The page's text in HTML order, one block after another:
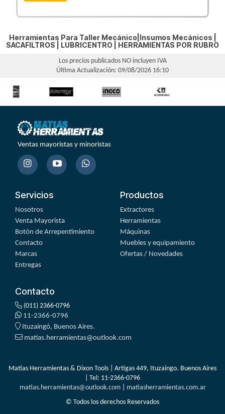
Herramientas Para Taller Mecánico|Insumos Mecánicos |
SACAFILTROS
LUBRICENTRO HERRAMIENTAS POR RUBRO
Los precios publicados NO incluyen IVA
Última Actualización: 09/08/2026 16:10
Ventas mayoristas y minoristas
Servicios
Nosotros
Venta Mayorista
Botón de Arrepentimiento
Contacto
Marcas
Entregas
Productos
Extractores
Herramientas
Máquinas
Muebles y equipamiento
Ofertas / Novedades
Contacto
(011) 2366-0796
11-2366-0796
Ituzaingó, Buenos Aires.
matias.herramientas@outlook.com
Matías Herramientas & Dixon Tools | Artigas 449, Ituzaingo. Buenos Aires
| Tel: 11-2366-0796
matias.herramientas@outlook.com| matiasherramientas.com.ar
© Todos los derechos Reservados